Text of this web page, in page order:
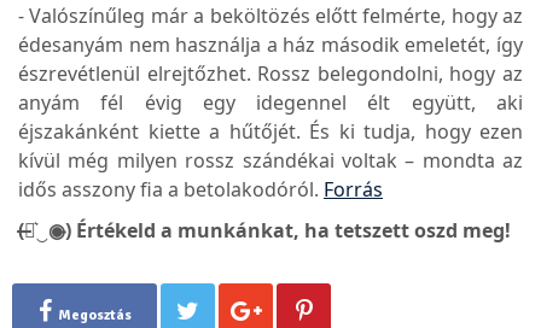
- Valószínűleg már a beköltözés előtt felmérte, hogy az
édesanyám nem használja a ház második emeletét, így
észrevétlenül elrejtőzhet. Rossz belegondolni, hogy az
anyám fél évig egy idegennel élt együtt, aki
éjszakánként kiette a hűtőjét. És ki tudja, hogy ezen
kívül még milyen rossz szándékai voltak – mondta az
idős asszony fia a betolakodóról. Forrás
(̶◉͛‿◉̶) Értékeld a munkánkat, ha tetszett oszd meg!
Megosztás